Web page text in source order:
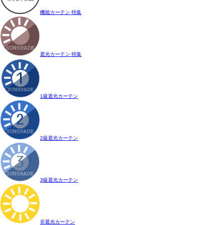
機能カーテン 特集
遮光カーテン 特集
1級遮光カーテン
2級遮光カーテン
3級遮光カーテン
非遮光カーテン